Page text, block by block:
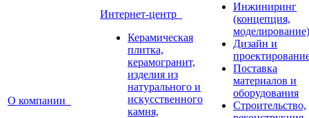
О компании
Интернет-центр
Керамическая
плитка,
керамогранит,
изделия из
натурального и
искусственного
камня,
Инжиниринг
(концепция,
моделирование)
Дизайн и
Поставка
материалов и
оборудования
Строительство,